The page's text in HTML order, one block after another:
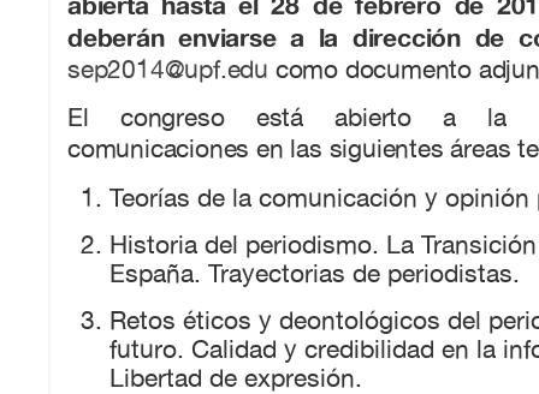
deberán enviarse a la dirección de
sep2014@upf.edu como documento
El congreso está abierto a la
comunicaciones en las siguientes áreas
Teorías de la comunicación y opinión
Historia del periodismo. La
España. Trayectorias de periodistas.
Retos éticos y deontológicos del
futuro. Calidad y credibilidad en la
Libertad de expresión.